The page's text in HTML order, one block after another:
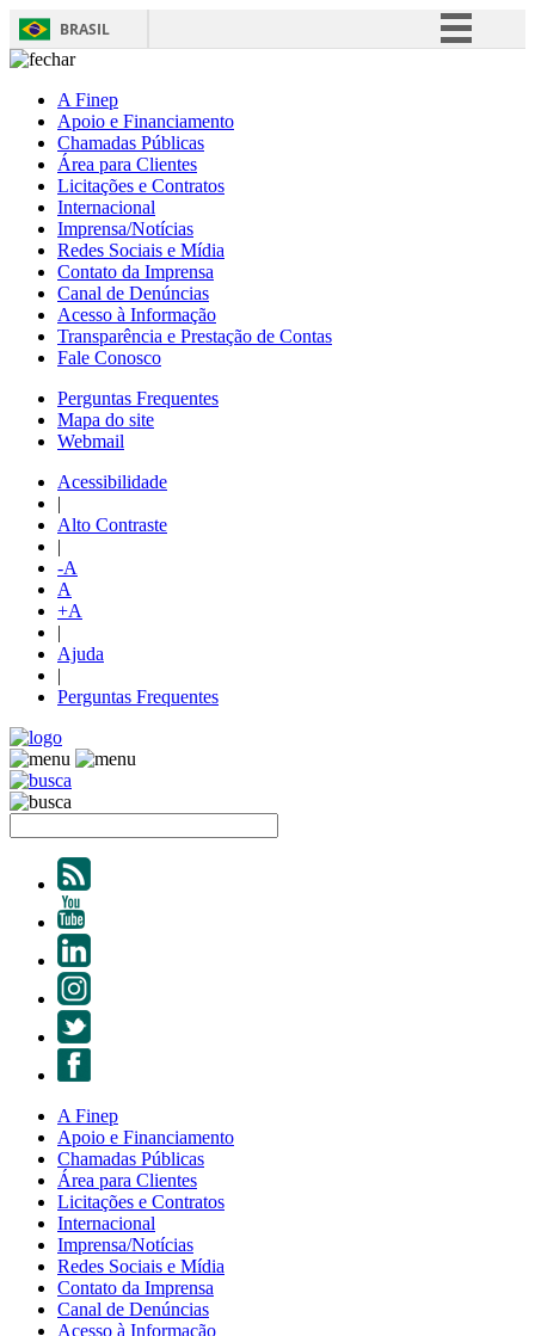
BRASIL
A Finep
Apoio e Financiamento
Chamadas Públicas
Área para Clientes
Licitações e Contratos
Internacional
Imprensa/Notícias
Redes Sociais e Mídia
Contato da Imprensa
Canal de Denúncias
Acesso à Informação
Transparência e Prestação de Contas
Fale Conosco
Perguntas Frequentes
Mapa do site
Webmail
Acessibilidade
|
Alto Contraste
|
-A
A
+A
|
Ajuda
|
Perguntas Frequentes
A Finep
Apoio e Financiamento
Chamadas Públicas
Área para Clientes
Licitações e Contratos
Internacional
Imprensa/Notícias
Redes Sociais e Mídia
Contato da Imprensa
Canal de Denúncias
Acesso à Informação